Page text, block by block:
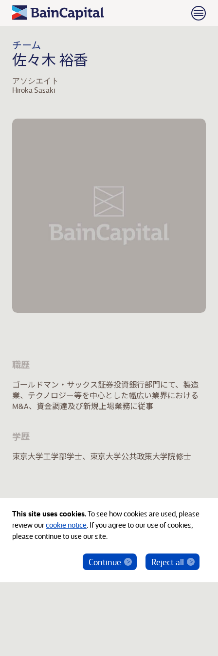
チーム
佐々木 裕香
アソシエイト
Hiroka Sasaki
職歴
ゴールドマン・サックス証券投資銀行部門にて、製造
業、テクノロジー等を中心とした幅広い業界における
M&A、資金調達及び新規上場業務に従事
学歴
東京大学工学部学士、東京大学公共政策大学院修士
ベインキャピタル社員を騙った投資勧誘にご注意
This site uses cookies.To see how cookies are used, please
review ourcookie notice. If you agree to our use of cookies,
please continue to use our site.
Reject all
Continue